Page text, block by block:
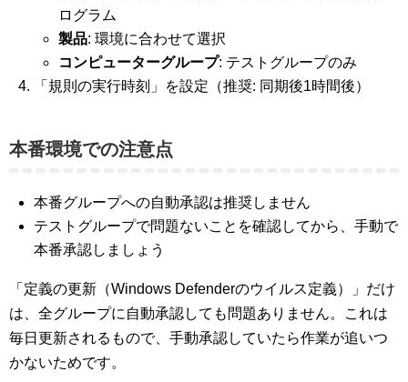
ログラム
製品: 環境に合わせて選択
コンピューターグループ: テストグループのみ
「規則の実行時刻」を設定（推奨: 同期後1時間後）
本番環境での注意点
本番グループへの自動承認は推奨しません
テストグループで問題ないことを確認してから、手動で
本番承認しましょう
「定義の更新（Windows Defenderのウイルス定義）」だけ
は、全グループに自動承認しても問題ありません。これは
毎日更新されるもので、手動承認していたら作業が追いつ
かないためです。